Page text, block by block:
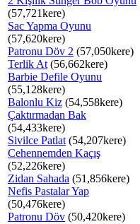
(57,721kere)
Sac Yapma Oyunu
(57,620kere)
Patronu Döv 2 (57,050kere)
Terlik At (56,662kere)
Barbie Defile Oyunu
(55,128kere)
Balonlu Kiz (54,558kere)
Çaktırmadan Bak
(54,433kere)
Sivilce Patlat (54,207kere)
Cehennemden Kaçış
(52,226kere)
Zidan Sahada (51,856kere)
Nefis Pastalar Yap
(50,476kere)
Patronu Döv (50,420kere)